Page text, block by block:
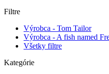
Filtre
Výrobca - Tom Tailor
Výrobca - A fish named
Všetky filtre
Kategórie